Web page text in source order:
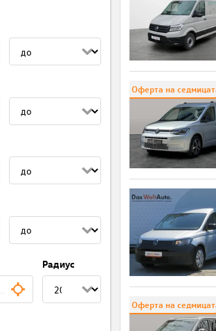
Радиус
Оферта на
Оферта на